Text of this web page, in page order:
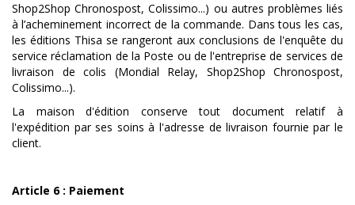
Shop2Shop Chronospost, Colissimo...) ou autres problèmes liés
à l’acheminement incorrect de la commande. Dans tous les cas,
les éditions Thisa se rangeront aux conclusions de l'enquête du
service réclamation de la Poste ou de l'entreprise de services de
livraison de colis (Mondial Relay, Shop2Shop Chronospost,
Colissimo...).
La maison d'édition conserve tout document relatif à
l'expédition par ses soins à l'adresse de livraison fournie par le
client.
Article 6 : Paiement